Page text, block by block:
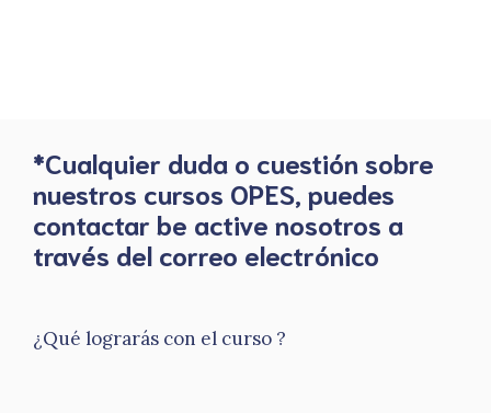
*Cualquier duda o cuestión sobre
nuestros cursos OPES, puedes
contactar be active nosotros a
través del correo electrónico
¿Qué lograrás con el curso ?